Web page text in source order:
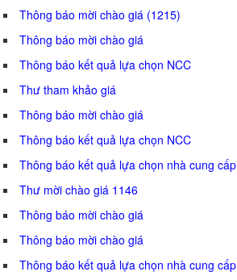
Thông báo mời chào giá (1215)
Thông báo mời chào giá
Thông báo kết quả lựa chọn NCC
Thư tham khảo giá
Thông báo mời chào giá
Thông báo kết quả lựa chọn NCC
Thông báo kết quả lựa chọn nhà cung cấp
Thư mời chào giá 1146
Thông báo mời chào giá
Thông báo mời chào giá
Thông báo kết quả lựa chọn nhà cung cấp